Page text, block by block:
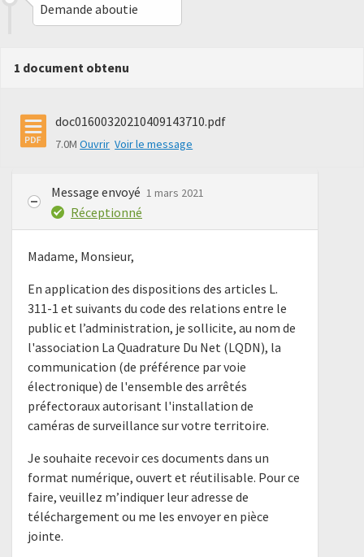
Demande aboutie
1 document obtenu
doc01600320210409143710.pdf
7.0MOuvrir Voir le message
Message envoyé 1 mars 2021
Réceptionné
Madame, Monsieur,
En application des dispositions des articles L.
311-1 et suivants du code des relations entre le
public et l’administration, je sollicite, au nom de
l'association La Quadrature Du Net (LQDN), la
communication (de préférence par voie
électronique) de l'ensemble des arrêtés
préfectoraux autorisant l'installation de
caméras de surveillance sur votre territoire.
Je souhaite recevoir ces documents dans un
format numérique, ouvert et réutilisable. Pour ce
faire, veuillez m’indiquer leur adresse de
téléchargement ou me les envoyer en pièce
jointe.